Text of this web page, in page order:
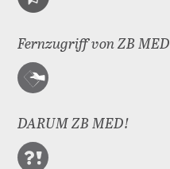
Fernzugriff von ZB MED
DARUM ZB MED!